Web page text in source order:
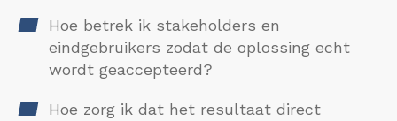
Hoe betrek ik stakeholders en
eindgebruikers zodat de oplossing echt
wordt geaccepteerd?
Hoe zorg ik dat het resultaat direct